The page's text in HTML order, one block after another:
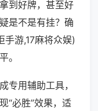
到好牌，甚至好
是不是有挂？确
手游,17麻将众娱)
。
专用辅助工具，
“必胜”效果，适